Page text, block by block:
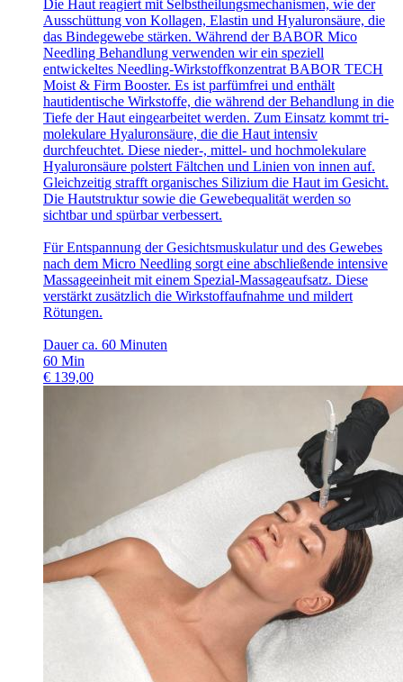
Die Haut reagiert mit Selbstheilungsmechanismen, wie der
Ausschüttung von Kollagen, Elastin und Hyaluronsäure, die
das Bindegewebe stärken. Während der BABOR Mico
Needling Behandlung verwenden wir ein speziell
entwickeltes Needling-Wirkstoffkonzentrat BABOR TECH
Moist & Firm Booster. Es ist parfümfrei und enthält
hautidentische Wirkstoffe, die während der Behandlung in die
Tiefe der Haut eingearbeitet werden. Zum Einsatz kommt tri-
molekulare Hyaluronsäure, die die Haut intensiv
durchfeuchtet. Diese nieder-, mittel- und hochmolekulare
Hyaluronsäure polstert Fältchen und Linien von innen auf.
Gleichzeitig strafft organisches Silizium die Haut im Gesicht.
Die Hautstruktur sowie die Gewebequalität werden so
sichtbar und spürbar verbessert.
Für Entspannung der Gesichtsmuskulatur und des Gewebes
nach dem Micro Needling sorgt eine abschließende intensive
Massageeinheit mit einem Spezial-Massageaufsatz. Diese
verstärkt zusätzlich die Wirkstoffaufnahme und mildert
Rötungen.
Dauer ca. 60 Minuten
60 Min
€ 139,00